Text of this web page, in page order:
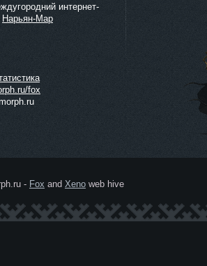
интернет-
Нарьян-Мар
fox
- Fox and Xeno web hive